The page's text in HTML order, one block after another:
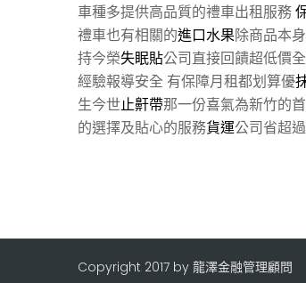
車種多提供高品質的禮車出租服務
禮車也有相關的進口水果除商品本
持今榮失眠貼公司直接回饋超低價
經驗報導安全 有保障月租都划算優
生今世止鼾帶那一份喜氣為新竹的首
的選擇及貼心的服務貨運公司省超
Copyright 2017 by 龍澤金融管理顧問